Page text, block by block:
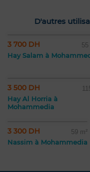
D'autres
3 700 DH 55
Hay Salam à
3 500 DH
Hay Al Horria à
Mohammedia
3 300 DH 59 m²
Nassim à Mohammedia